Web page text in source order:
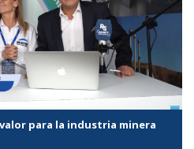
para la industria minera